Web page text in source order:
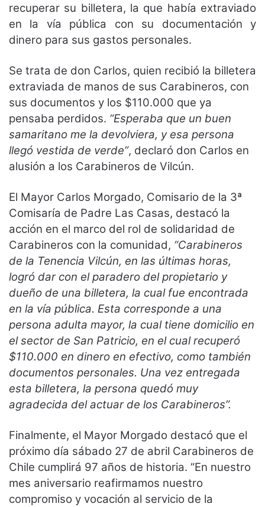
recuperar su billetera, la que había extraviado
en la vía pública con su documentación y
dinero para sus gastos personales.
Se trata de don Carlos, quien recibió la billetera
extraviada de manos de sus Carabineros, con
sus documentos y los $110.000 que ya
pensaba perdidos. “Esperaba que un buen
samaritano me la devolviera, y esa persona
llegó vestida de verde”, declaró don Carlos en
alusión a los Carabineros de Vilcún.
El Mayor Carlos Morgado, Comisario de la 3ª
Comisaría de Padre Las Casas, destacó la
acción en el marco del rol de solidaridad de
Carabineros con la comunidad, “Carabineros
de la Tenencia Vilcún, en las últimas horas,
logró dar con el paradero del propietario y
dueño de una billetera, la cual fue encontrada
en la vía pública. Esta corresponde a una
persona adulta mayor, la cual tiene domicilio en
el sector de San Patricio, en el cual recuperó
$110.000 en dinero en efectivo, como también
documentos personales. Una vez entregada
esta billetera, la persona quedó muy
agradecida del actuar de los Carabineros”.
Finalmente, el Mayor Morgado destacó que el
próximo día sábado 27 de abril Carabineros de
Chile cumplirá 97 años de historia. “En nuestro
mes aniversario reafirmamos nuestro
compromiso y vocación al servicio de la